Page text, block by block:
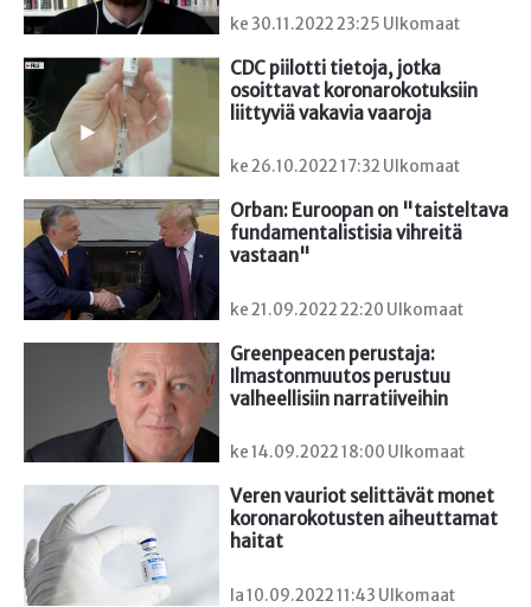
ke 30.11.2022 23:25 Ulkomaat
CDC piilotti tietoja, jotka
osoittavat koronarokotuksiin
liittyviä vakavia vaaroja
ke 26.10.2022 17:32 Ulkomaat
Orban: Euroopan on "taisteltava
fundamentalistisia vihreitä
vastaan"
ke 21.09.2022 22:20 Ulkomaat
Greenpeacen perustaja:
Ilmastonmuutos perustuu
valheellisiin narratiiveihin
ke 14.09.2022 18:00 Ulkomaat
Veren vauriot selittävät monet
koronarokotusten aiheuttamat
haitat
la 10.09.2022 11:43 Ulkomaat